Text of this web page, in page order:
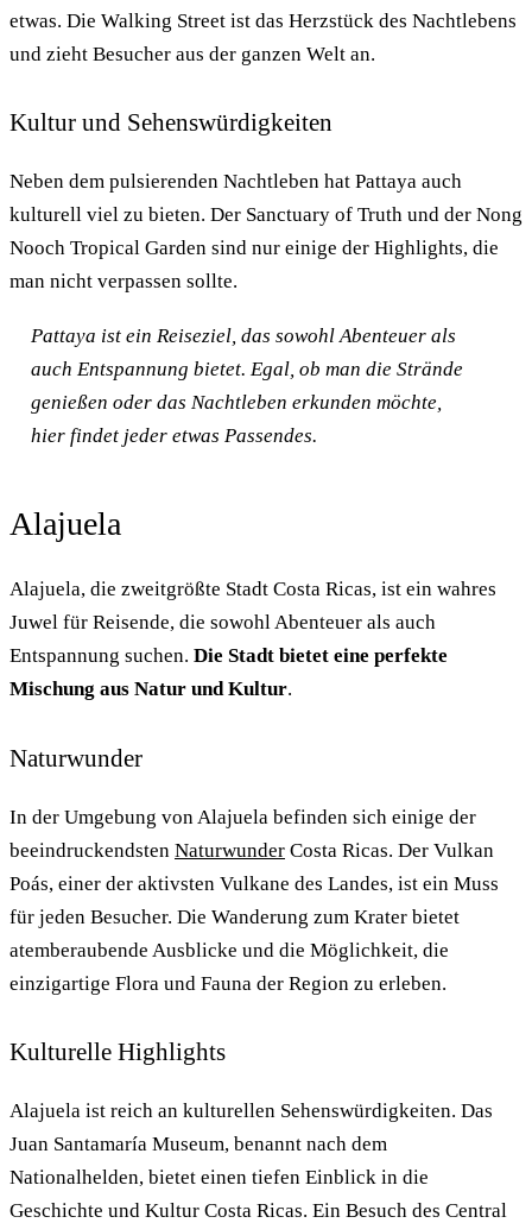
etwas. Die Walking Street ist das Herzstück des Nachtlebens
und zieht Besucher aus der ganzen Welt an.
Kultur und Sehenswürdigkeiten
Neben dem pulsierenden Nachtleben hat Pattaya auch
kulturell viel zu bieten. Der Sanctuary of Truth und der Nong
Nooch Tropical Garden sind nur einige der Highlights, die
man nicht verpassen sollte.
Pattaya ist ein Reiseziel, das sowohl Abenteuer als
auch Entspannung bietet. Egal, ob man die Strände
genießen oder das Nachtleben erkunden möchte,
hier findet jeder etwas Passendes.
Alajuela
Alajuela, die zweitgrößte Stadt Costa Ricas, ist ein wahres
Juwel für Reisende, die sowohl Abenteuer als auch
Entspannung suchen. Die Stadt bietet eine perfekte
Mischung aus Natur und Kultur.
Naturwunder
In der Umgebung von Alajuela befinden sich einige der
beeindruckendsten Naturwunder Costa Ricas. Der Vulkan
Poás, einer der aktivsten Vulkane des Landes, ist ein Muss
für jeden Besucher. Die Wanderung zum Krater bietet
atemberaubende Ausblicke und die Möglichkeit, die
einzigartige Flora und Fauna der Region zu erleben.
Kulturelle Highlights
Alajuela ist reich an kulturellen Sehenswürdigkeiten. Das
Juan Santamaría Museum, benannt nach dem
Nationalhelden, bietet einen tiefen Einblick in die
Geschichte und Kultur Costa Ricas. Ein Besuch des Central